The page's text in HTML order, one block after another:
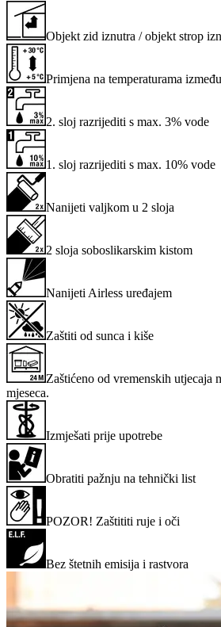
Objekt zid iznutra / objekt strop
Primjena na temperaturama
2. sloj razrijediti s max. 3% vode
1. sloj razrijediti s max. 10% vode
Nanijeti valjkom u 2 sloja
2 sloja soboslikarskim kistom
Nanijeti Airless uređajem
Zaštiti od sunca i kiše
Zaštićeno od vremenskih utjecaja
mjeseca.
Izmješati prije upotrebe
Obratiti pažnju na tehnički list
POZOR! Zaštititi ruje i oči
Bez štetnih emisija i rastvora